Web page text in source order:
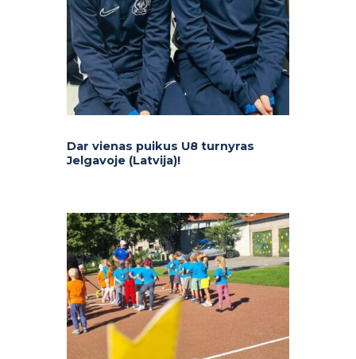
Dar vienas puikus U8 turnyras
Jelgavoje (Latvija)!